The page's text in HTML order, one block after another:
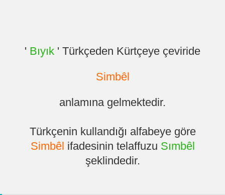
' Bıyık ' Türkçeden Kürtçeye çeviride
Simbêl
anlamına gelmektedir.
Türkçenin kullandığı alfabeye göre
Simbêl ifadesinin telaffuzu Sımbêl
şeklindedir.